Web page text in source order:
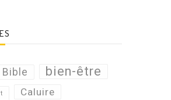
Bible bien-être
Caluire